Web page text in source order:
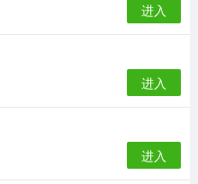
进入
进入
进入